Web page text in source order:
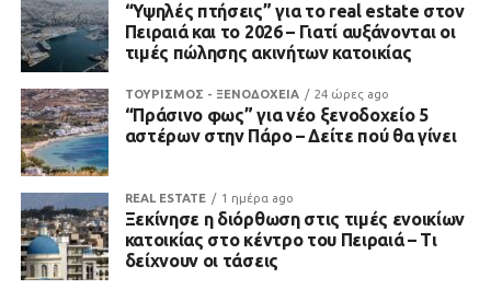
“Υψηλές πτήσεις” για το real estate στον
Πειραιά και το 2026 – Γιατί αυξάνονται οι
τιμές πώλησης ακινήτων κατοικίας
ΤΟΥΡΙΣΜΟΣ - ΞΕΝΟΔΟΧΕΙΑ 24 ώρες ago
“Πράσινο φως” για νέο ξενοδοχείο 5
αστέρων στην Πάρο – Δείτε πού θα γίνει
REAL ESTATE 1 ημέρα ago
Ξεκίνησε η διόρθωση στις τιμές ενοικίων
κατοικίας στο κέντρο του Πειραιά – Τι
δείχνουν οι τάσεις